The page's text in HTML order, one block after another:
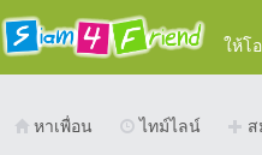
ให้โ
หาเพื่อน ไทม์ไลน์